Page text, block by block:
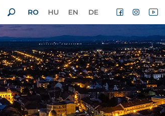
RO HU EN DE